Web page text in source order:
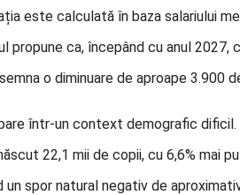
este calculată în baza salariului
propune ca, începând cu anul
o diminuare de aproape 3.900
într-un context demografic
22,1 mii de copii, cu 6,6% mai
spor natural negativ de